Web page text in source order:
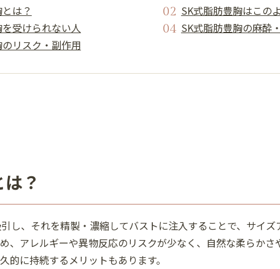
は？
SK式脂肪豊胸はこの
受けられない人
SK式脂肪豊胸の麻酔
リスク・副作用
は？
し、それを精製・濃縮してバストに注入することで、サイ
、アレルギーや異物反応のリスクが少なく、自然な柔らか
的に持続するメリットもあります。